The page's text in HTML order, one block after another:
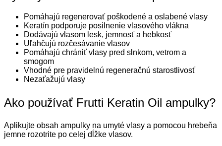
Pomáhajú regenerovať poškodené a oslabené vlasy
Keratín podporuje posilnenie vlasového vlákna
Dodávajú vlasom lesk, jemnosť a hebkosť
Uľahčujú rozčesávanie vlasov
Pomáhajú chrániť vlasy pred slnkom, vetrom a
smogom
Vhodné pre pravidelnú regeneračnú starostlivosť
Nezaťažujú vlasy
Ako používať Frutti Keratin Oil ampulky?
Aplikujte obsah ampulky na umyté vlasy a pomocou hrebeňa
jemne rozotrite po celej dĺžke vlasov.